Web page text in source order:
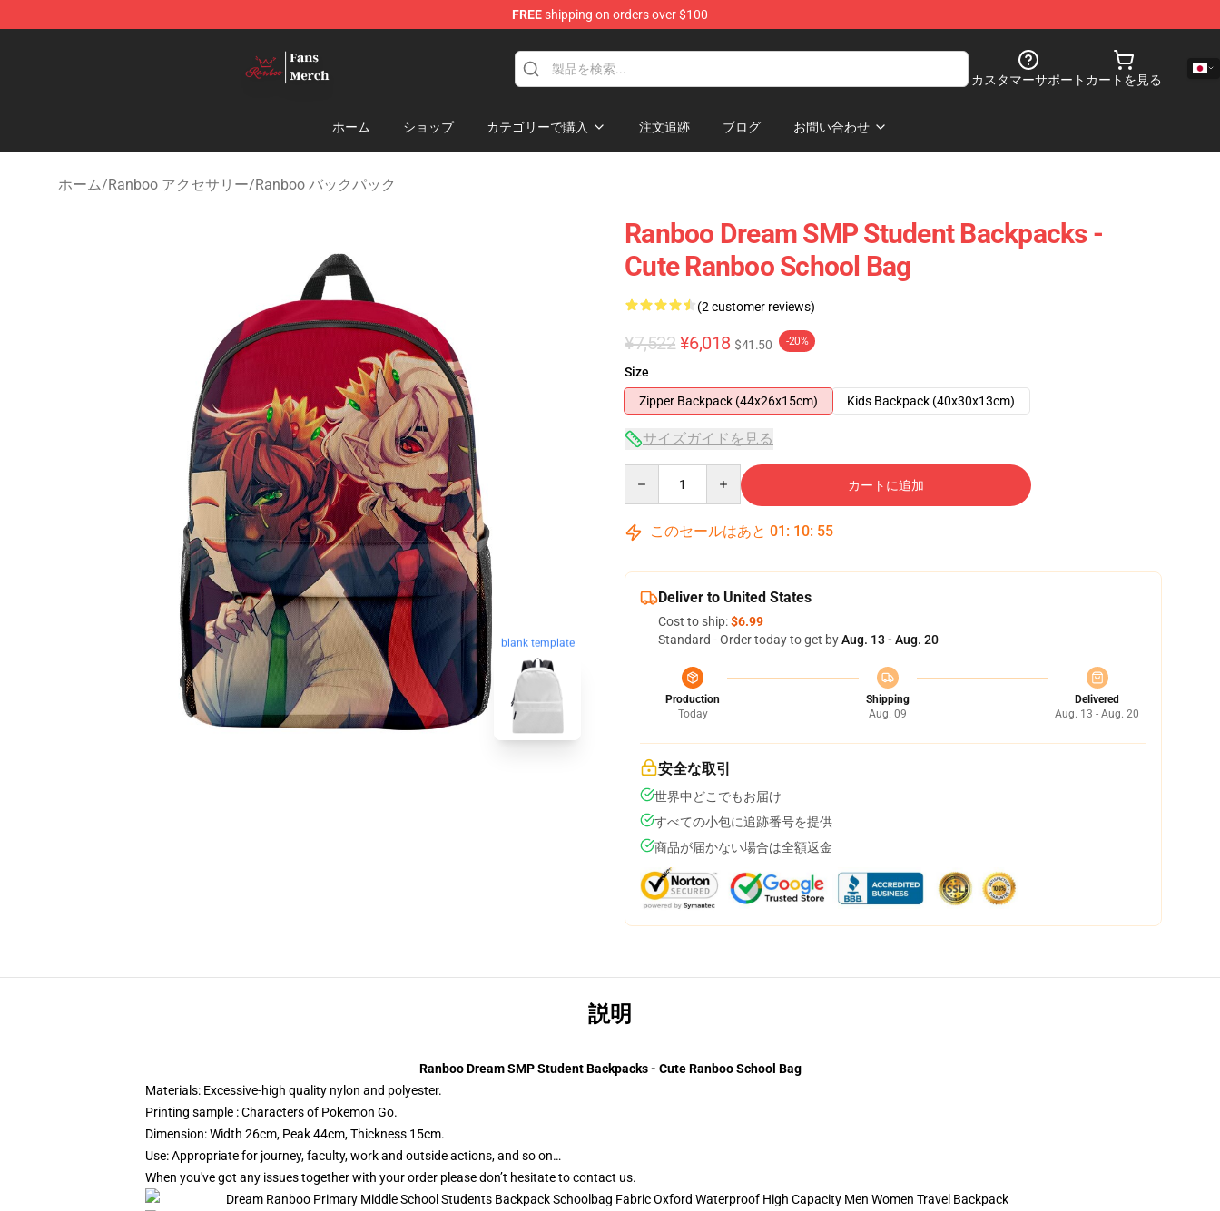
FREEshipping on orders over $100
カスタマーサポート カートを見る
ホーム ショップ カテゴリーで購入 注文追跡 ブログ お問い合わせ
ホーム/Ranboo アクセサリー/Ranboo バックパック
blank template
Ranboo Dream SMP Student Backpacks -
Cute Ranboo School Bag
(2 customer reviews)
¥7,522 ¥6,018 $41.50 -20%
Size
Zipper Backpack (44x26x15cm)
Kids Backpack (40x30x13cm)
サイズガイドを見る
カートに追加
このセールはあと 01 : 10: 54
Deliver to United States
Cost to ship:$6.99
Standard - Order today to get byAug. 13 - Aug. 20
Production
Today
Shipping
Aug. 09
Delivered
Aug. 13 - Aug. 20
安全な取引
世界中どこでもお届け
すべての小包に追跡番号を提供
商品が届かない場合は全額返金
説明
Ranboo Dream SMP Student Backpacks - Cute Ranboo School Bag
Materials: Excessive-high quality nylon and polyester.
Printing sample : Characters of Pokemon Go.
Dimension: Width 26cm, Peak 44cm, Thickness 15cm.
Use: Appropriate for journey, faculty, work and outside actions, and so on…
When you've got any issues together with your order please don’t hesitate to contact us.